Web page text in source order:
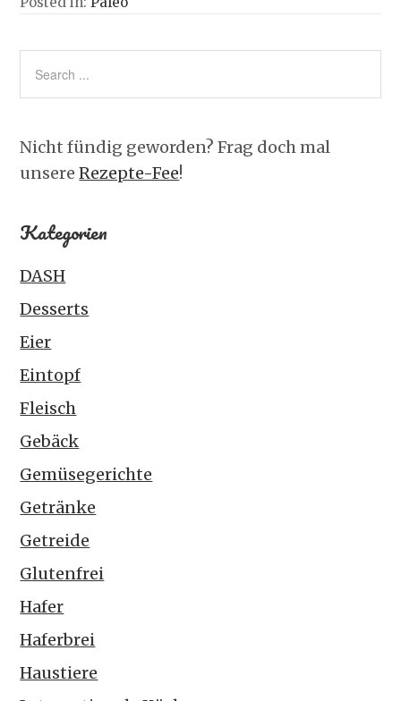
Nicht fündig geworden? Frag doch mal
unsereRezepte-Fee!
Kategorien
DASH
Desserts
Eier
Eintopf
Fleisch
Gebäck
Gemüsegerichte
Getränke
Getreide
Glutenfrei
Hafer
Haferbrei
Haustiere